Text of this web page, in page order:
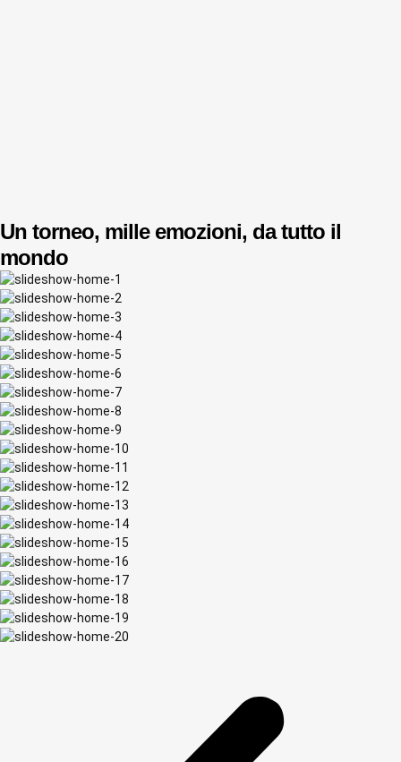
Un torneo, mille emozioni, da tutto il
mondo